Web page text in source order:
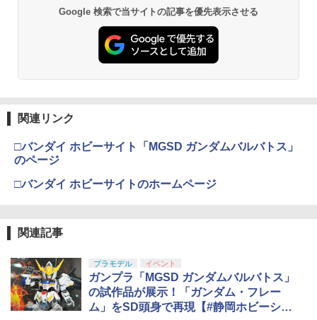
Google 検索で当サイトの記事を優先表示させる
関連リンク
□バンダイ ホビーサイト「MGSD ガンダムバルバトス」
のページ
□バンダイ ホビーサイトのホームページ
関連記事
プラモデル イベント
ガンプラ「MGSD ガンダムバルバトス」
の試作品が展示！「ガンダム・フレー
ム」をSD頭身で再現【#静岡ホビーショ